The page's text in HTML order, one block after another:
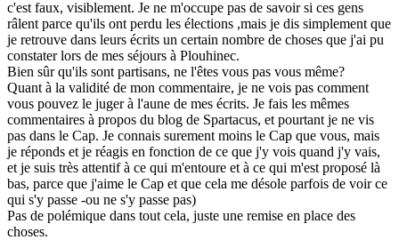
c'est faux, visiblement. Je ne m'occupe pas de savoir si ces gens
râlent parce qu'ils ont perdu les élections ,mais je dis simplement que
je retrouve dans leurs écrits un certain nombre de choses que j'ai pu
constater lors de mes séjours à Plouhinec.
Bien sûr qu'ils sont partisans, ne l'êtes vous pas vous même?
Quant à la validité de mon commentaire, je ne vois pas comment
vous pouvez le juger à l'aune de mes écrits. Je fais les mêmes
commentaires à propos du blog de Spartacus, et pourtant je ne vis
pas dans le Cap. Je connais surement moins le Cap que vous, mais
je réponds et je réagis en fonction de ce que j'y vois quand j'y vais,
et je suis très attentif à ce qui m'entoure et à ce qui m'est proposé là
bas, parce que j'aime le Cap et que cela me désole parfois de voir ce
qui s'y passe -ou ne s'y passe pas)
Pas de polémique dans tout cela, juste une remise en place des
choses.